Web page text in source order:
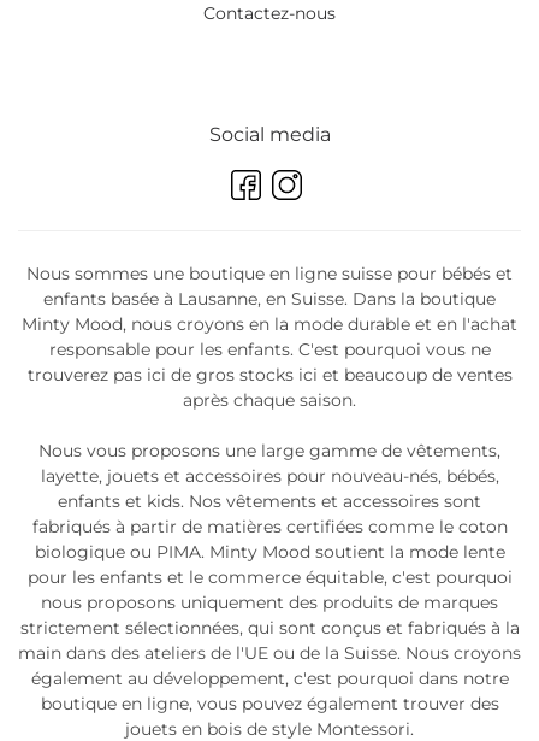
Contactez-nous
Social media
Nous sommes une boutique en ligne suisse pour bébés et
enfants basée à Lausanne, en Suisse. Dans la boutique
Minty Mood, nous croyons en la mode durable et en l'achat
responsable pour les enfants. C'est pourquoi vous ne
trouverez pas ici de gros stocks ici et beaucoup de ventes
après chaque saison.
Nous vous proposons une large gamme de vêtements,
layette, jouets et accessoires pour nouveau-nés, bébés,
enfants et kids. Nos vêtements et accessoires sont
fabriqués à partir de matières certifiées comme le coton
biologique ou PIMA. Minty Mood soutient la mode lente
pour les enfants et le commerce équitable, c'est pourquoi
nous proposons uniquement des produits de marques
strictement sélectionnées, qui sont conçus et fabriqués à la
main dans des ateliers de l'UE ou de la Suisse. Nous croyons
également au développement, c'est pourquoi dans notre
boutique en ligne, vous pouvez également trouver des
jouets en bois de style Montessori.